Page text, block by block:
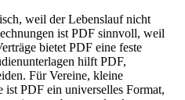
weil der Lebenslauf nicht
ist PDF sinnvoll, weil
bietet PDF eine feste
hilft PDF,
Für Vereine, kleine
ist PDF ein universelles Format,